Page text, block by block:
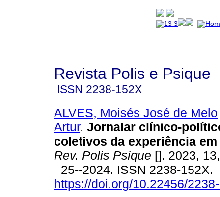
Revista Polis e Psique
ISSN 2238-152X
ALVES, Moisés José de Melo
Artur. Jornalar clínico-
coletivos da experiência em
Rev. Polis Psique []. 2023,
25--2024. ISSN 2238-152X.
https://doi.org/10.22456/